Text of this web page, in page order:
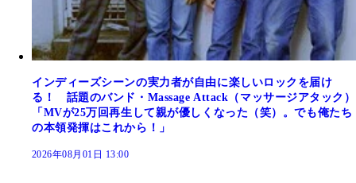
インディーズシーンの実力者が自由に楽しいロックを届け
る！ 話題のバンド・Massage Attack（マッサージアタック）
「MVが25万回再生して親が優しくなった（笑）。でも俺たち
の本領発揮はこれから！」
2026年08月01日 13:00